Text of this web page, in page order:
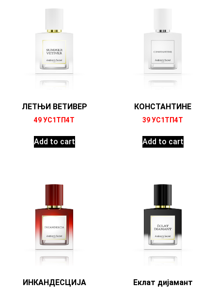
ЛЕТЊИ ВЕТИВЕР
49УС1ТП4Т
Add to cart
КОНСТАНТИНЕ
39УС1ТП4Т
Add to cart
ИНКАНДЕСЦИЈА Еклат дијамант